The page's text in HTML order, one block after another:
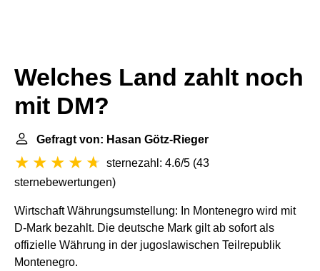
Welches Land zahlt noch
mit DM?
Gefragt von: Hasan Götz-Rieger
sternezahl: 4.6/5 (43
sternebewertungen)
Wirtschaft Währungsumstellung: In Montenegro wird mit
D-Mark bezahlt. Die deutsche Mark gilt ab sofort als
offizielle Währung in der jugoslawischen Teilrepublik
Montenegro.